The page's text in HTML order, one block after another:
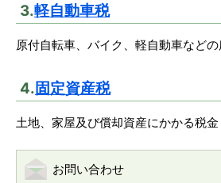
3.軽自動車税
原付自転車、バイク、軽自動車など
4.固定資産税
土地、家屋及び償却資産にかかる税金
お問い合わせ